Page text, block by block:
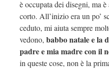
è occupata dei disegni, ma
corto. All’inizio era un po’
ceduto, mi aiuta sempre
vedono, babbo natale e la
padre e mia madre con il
in queste cose, non è la